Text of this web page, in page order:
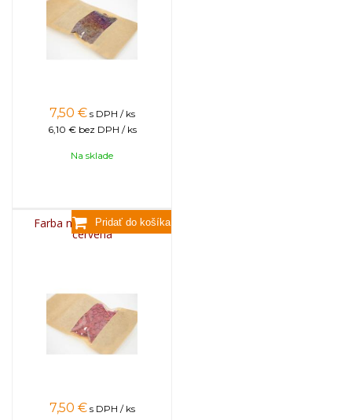
7,50 € s DPH / ks
6,10 € bez DPH / ks
Na sklade
Farba na sviečky, 25g -
červená
7,50 € s DPH / ks